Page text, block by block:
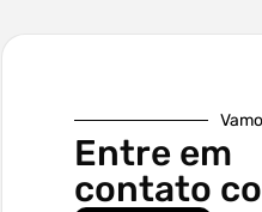
Entre em
contato